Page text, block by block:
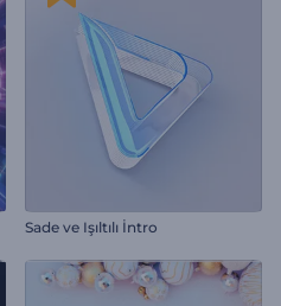
Sade ve Işıltılı İntro